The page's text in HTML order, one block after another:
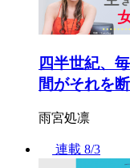
四半世紀、
間がそれを
雨宮処凛
連載 8/3